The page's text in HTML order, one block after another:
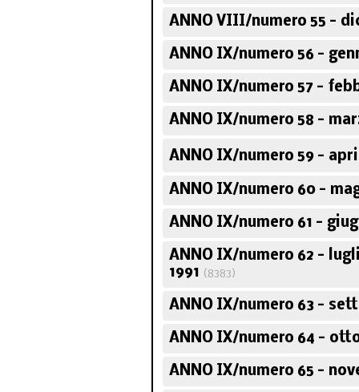
ANNO VIII/numero 55 -
ANNO IX/numero 56 -
ANNO IX/numero 57 -
ANNO IX/numero 58 -
ANNO IX/numero 59 -
ANNO IX/numero 60 -
ANNO IX/numero 61 -
ANNO IX/numero 62 -
1991 (8383)
ANNO IX/numero 63 -
ANNO IX/numero 64 -
ANNO IX/numero 65 -